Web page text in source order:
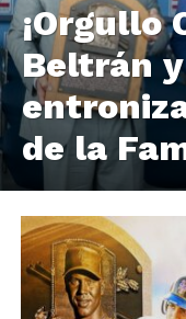
¡Orgullo
Beltrán
de la